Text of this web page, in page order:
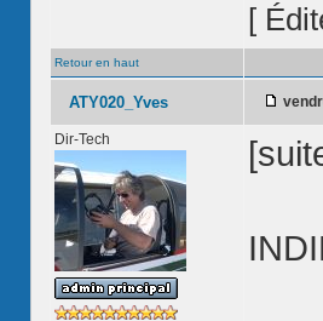
[
Retour en haut
ATY020_Yves
Dir-Tech